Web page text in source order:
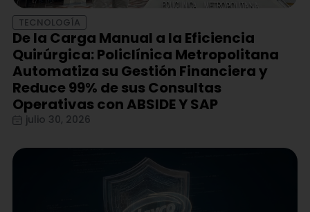
TECNOLOGÍA
De la Carga Manual a la Eficiencia
Quirúrgica: Policlínica Metropolitana
Automatiza su Gestión Financiera y
Reduce 99% de sus Consultas
Operativas con ABSIDE Y SAP
julio 30, 2026